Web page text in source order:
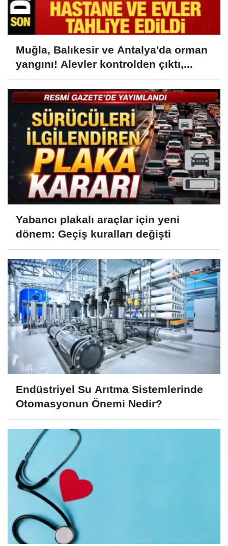
Muğla, Balıkesir ve Antalya'da orman
yangını! Alevler kontrolden çıktı,...
Yabancı plakalı araçlar için yeni
dönem: Geçiş kuralları değişti
Endüstriyel Su Arıtma Sistemlerinde
Otomasyonun Önemi Nedir?